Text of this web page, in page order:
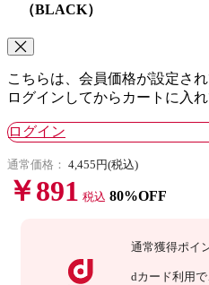
（BLACK）
こちらは、会員価格が設定され
ログインしてからカートに入れ
ログイン
通常価格： 4,455円(税込)
￥891 税込 80%OFF
通常獲得ポイ
dカード利用